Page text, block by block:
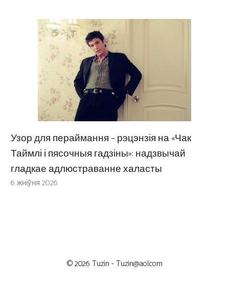
Узор для пераймання – рэцэнзія на «Чак
Таймлі і пясочныя гадзіны»: надзвычай
гладкае адлюстраванне халасты
6 жніўня 2026
© 2026 Tuzin -Tuzin@aol.com